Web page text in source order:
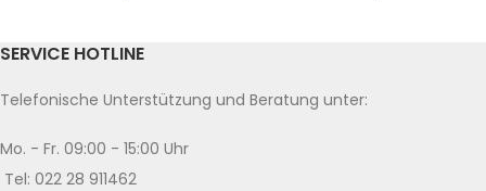
SERVICE HOTLINE
Telefonische Unterstützung und Beratung unter:
Mo. - Fr. 09:00 - 15:00 Uhr
Tel: 022 28 911462